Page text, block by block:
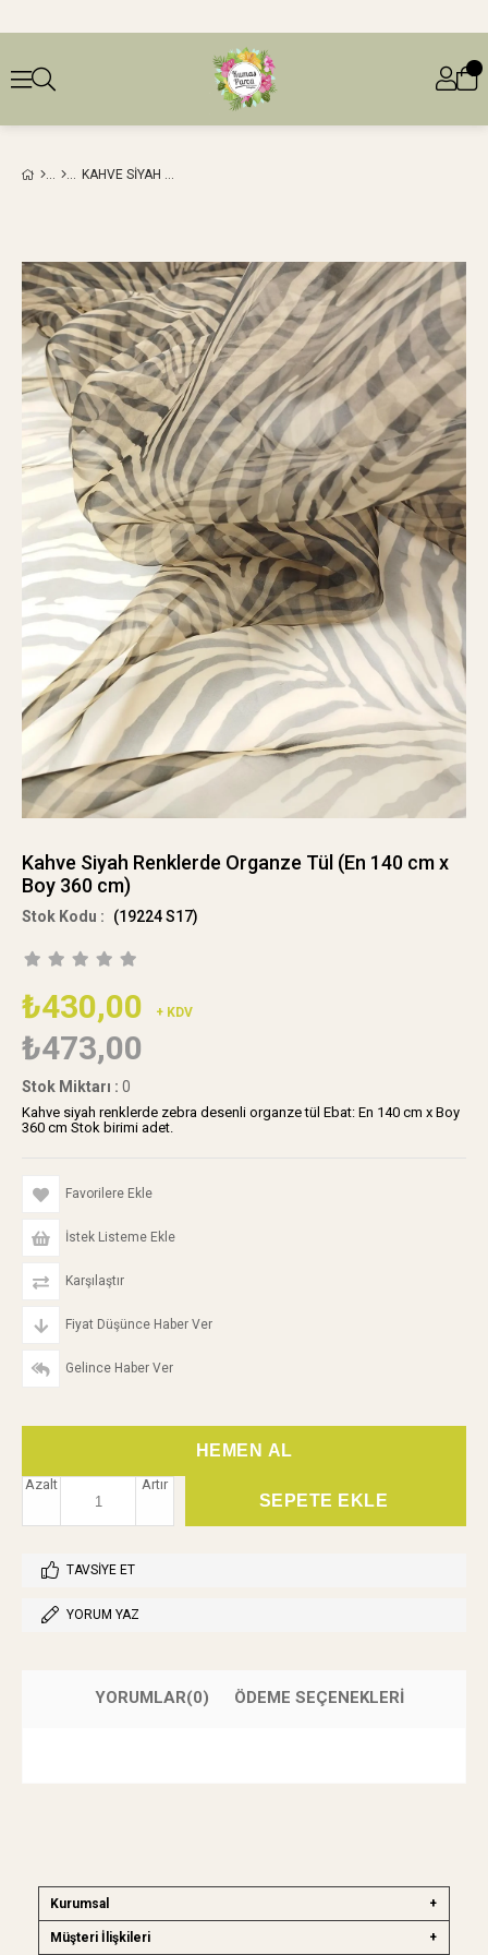
KAHVE SIYAH RENKLERDE ORGANZE TÜL (EN 140 CM X BOY 360 CM)
Kahve Siyah Renklerde Organze Tül (En 140 cm x
Boy 360 cm)
(19224 S17)
₺430,00 + KDV
₺473,00
Stok Miktarı : 0
Kahve siyah renklerde zebra desenli organze tül Ebat: En 140 cm x Boy
360 cm Stok birimi adet.
Favorilere Ekle
İstek Listeme Ekle
Karşılaştır
Fiyat Düşünce Haber Ver
Gelince Haber Ver
Artır
Azalt
TAVSIYE ET
YORUM YAZ
YORUMLAR(0) ÖDEME SEÇENEKLERI
Kurumsal
Müşteri İlişkileri